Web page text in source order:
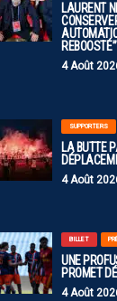
LAURENT
REBOOSTÉ”
4 Août
SUPPORTERS
LA BUTTE
4 Août
BILLET
UNE
PROMET
4 Août